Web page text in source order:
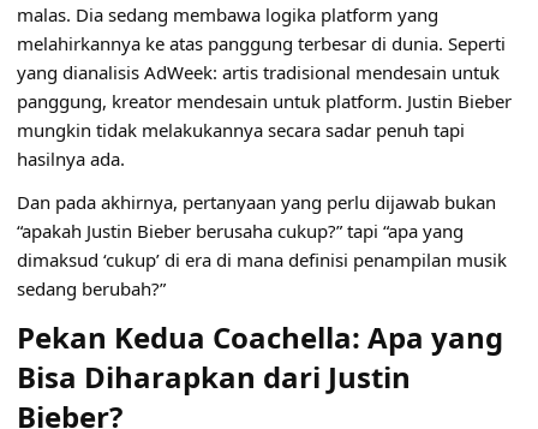
malas. Dia sedang membawa logika platform yang
melahirkannya ke atas panggung terbesar di dunia. Seperti
yang dianalisis AdWeek: artis tradisional mendesain untuk
panggung, kreator mendesain untuk platform. Justin Bieber
mungkin tidak melakukannya secara sadar penuh tapi
hasilnya ada.
Dan pada akhirnya, pertanyaan yang perlu dijawab bukan
“apakah Justin Bieber berusaha cukup?” tapi “apa yang
dimaksud ‘cukup’ di era di mana definisi penampilan musik
sedang berubah?”
Pekan Kedua Coachella: Apa yang
Bisa Diharapkan dari Justin
Bieber?